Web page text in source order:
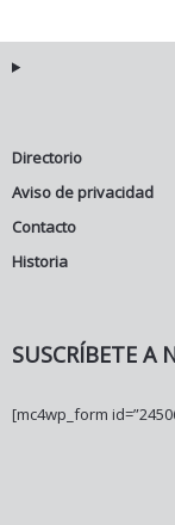
Directorio
Aviso de privacidad
Contacto
Historia
SUSCRÍBETE A
[mc4wp_form